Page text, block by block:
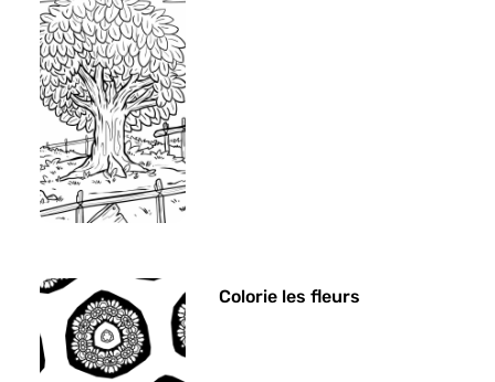
Colorie les fleurs